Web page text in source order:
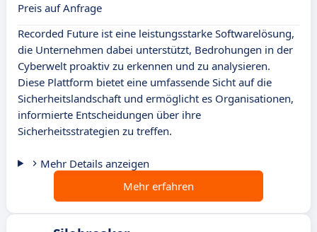
Preis auf Anfrage
Recorded Future ist eine leistungsstarke Softwarelösung,
die Unternehmen dabei unterstützt, Bedrohungen in der
Cyberwelt proaktiv zu erkennen und zu analysieren.
Diese Plattform bietet eine umfassende Sicht auf die
Sicherheitslandschaft und ermöglicht es Organisationen,
informierte Entscheidungen über ihre
Sicherheitsstrategien zu treffen.
Mehr Details anzeigen
Mehr erfahren